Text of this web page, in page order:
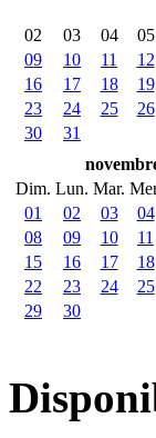
02
03 04 05
09
10 11 12
16
17 18 19
23
24 25 26
30
31
Dim. Lun. Mar.
01
02 03 04
08
09 10 11
15
16 17 18
22
23 24 25
29
30